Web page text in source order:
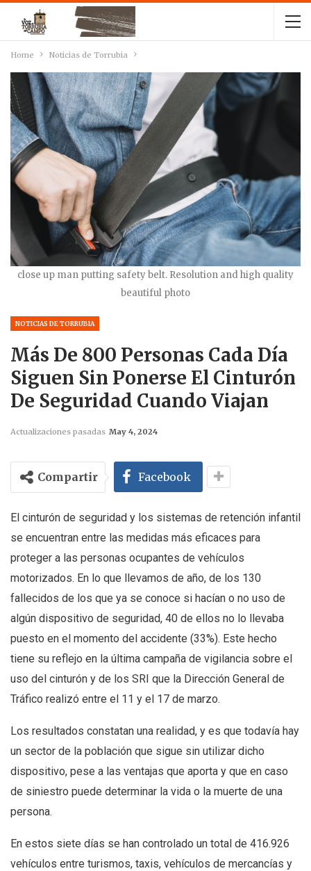
Home Noticias de Torrubia
close up man putting safety belt. Resolution and high quality
beautiful photo
NOTICIAS DE TORRUBIA
Más De 800 Personas Cada Día
Siguen Sin Ponerse El Cinturón
De Seguridad Cuando Viajan
Actualizaciones pasadas May 4, 2024
Compartir Facebook
El cinturón de seguridad y los sistemas de retención infantil
se encuentran entre las medidas más eficaces para
proteger a las personas ocupantes de vehículos
motorizados. En lo que llevamos de año, de los 130
fallecidos de los que ya se conoce si hacían o no uso de
algún dispositivo de seguridad, 40 de ellos no lo llevaba
puesto en el momento del accidente (33%). Este hecho
tiene su reflejo en la última campaña de vigilancia sobre el
uso del cinturón y de los SRI que la Dirección General de
Tráfico realizó entre el 11 y el 17 de marzo.
Los resultados constatan una realidad, y es que todavía hay
un sector de la población que sigue sin utilizar dicho
dispositivo, pese a las ventajas que aporta y que en caso
de siniestro puede determinar la vida o la muerte de una
persona.
En estos siete días se han controlado un total de 416.926
vehículos entre turismos, taxis, vehículos de mercancías y